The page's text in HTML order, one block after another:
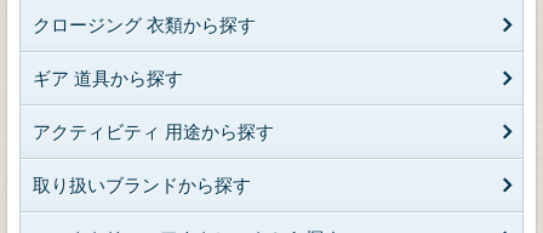
クロージング 衣類から探す
ギア 道具から探す
アクティビティ 用途から探す
取り扱いブランドから探す